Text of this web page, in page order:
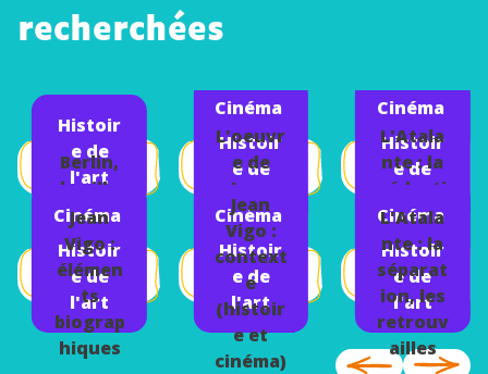
recherchées
Histoir
e de
l'art
Berlin,
la ville
Cinéma
Histoir
e de
l'art
Jean
Vigo :
élémen
ts
biograp
hiques
Cinéma
Histoir
e de
l'art
L'oeuvr
e de
Jean
Vigo
Cinéma
Histoir
e de
l'art
Jean
Vigo :
context
e
(histoir
e et
cinéma)
Cinéma
Histoir
e de
L'Atala
nte : la
séducti
on
Cinéma
Histoir
e de
l'art
L'Atala
nte : la
séparat
ion, les
retrouv
ailles